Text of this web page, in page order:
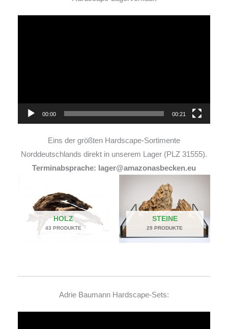
00:00 00:21
Eins der größten Hardscape-Sortimente
Norddeutschlands direkt in unserem Lager (PLZ 31555).
Terminabsprache: lager@amazonasbecken.eu
HOLZ
43 PRODUKTE
STEINE
29 PRODUKTE
Adrie Baumann Hardscape-Sets: